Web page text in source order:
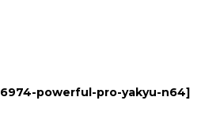
6974-powerful-pro-yakyu-n64]